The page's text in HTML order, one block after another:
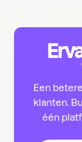
Een
klanten.
één